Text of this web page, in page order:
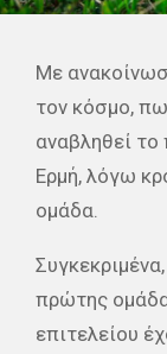
Με
τον κόσμο,
αναβληθεί το
Ερμή, λόγω
ομάδα.
πρώτης
επιτελείου